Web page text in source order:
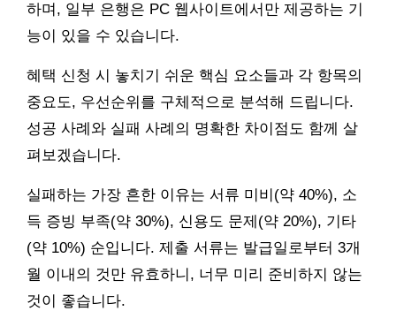
하며, 일부 은행은 PC 웹사이트에서만 제공하는 기
능이 있을 수 있습니다.
혜택 신청 시 놓치기 쉬운 핵심 요소들과 각 항목의
중요도, 우선순위를 구체적으로 분석해 드립니다.
성공 사례와 실패 사례의 명확한 차이점도 함께 살
펴보겠습니다.
실패하는 가장 흔한 이유는 서류 미비(약 40%), 소
득 증빙 부족(약 30%), 신용도 문제(약 20%), 기타
(약 10%) 순입니다. 제출 서류는 발급일로부터 3개
월 이내의 것만 유효하니, 너무 미리 준비하지 않는
것이 좋습니다.